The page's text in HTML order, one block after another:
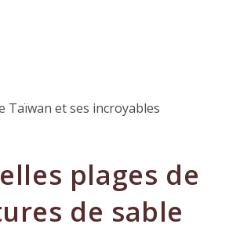
plages de
de sable